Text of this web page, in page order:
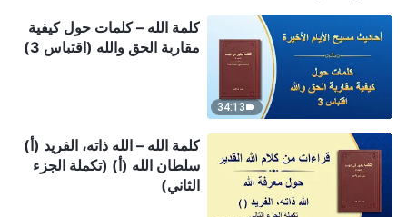
34:13
كلمة الله – كلمات حول كيفية
مقاربة الحق والله (اقتباس 3)
كلمة الله – الله ذاته، الفريد (أ)
سلطان الله (أ) (تكملة الجزء
الثاني)